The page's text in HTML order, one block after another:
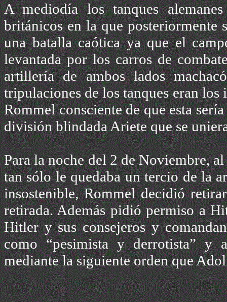
A mediodía los tanques
británicos en la que posteriormente
una batalla caótica ya que el
levantada por los carros de
artillería de ambos lados
tripulaciones de los tanques eran
Rommel consciente de que esta
división blindada Ariete que se
Para la noche del 2 de Noviembre,
tan sólo le quedaba un tercio de la
insostenible, Rommel decidió
retirada. Además pidió permiso a
Hitler y sus consejeros y
como “pesimista y derrotista” y
mediante la siguiente orden que